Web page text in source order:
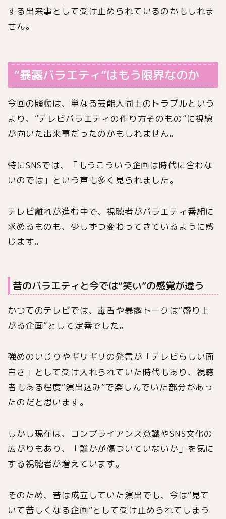
する出来事として受け止められているのかもしれま
せん。
“暴露バラエティ”はもう限界なのか
今回の騒動は、単なる芸能人同士のトラブルという
より、“テレビバラエティの作り方そのもの”に視線
が向いた出来事だったのかもしれません。
特にSNSでは、「もうこういう企画は時代に合わな
いのでは」という声も多く見られました。
テレビ離れが進む中で、視聴者がバラエティ番組に
求めるものも、少しずつ変わってきているように感
じます。
昔のバラエティと今では“笑い”の感覚が違う
かつてのテレビでは、毒舌や暴露トークは“盛り上
がる企画”として定番でした。
強めのいじりやギリギリの発言が「テレビらしい面
白さ」として受け入れられていた時代もあり、視聴
者もある程度“演出込み”で楽しんでいた部分があっ
たのだと思います。
しかし現在は、コンプライアンス意識やSNS文化の
広がりもあり、「誰かが傷ついていないか」を気に
する視聴者が増えています。
そのため、昔は成立していた演出でも、今は“見て
いて苦しくなる企画”として受け止められてしまう